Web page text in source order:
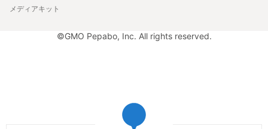
メディアキット
©GMO Pepabo, Inc. All rights reserved.